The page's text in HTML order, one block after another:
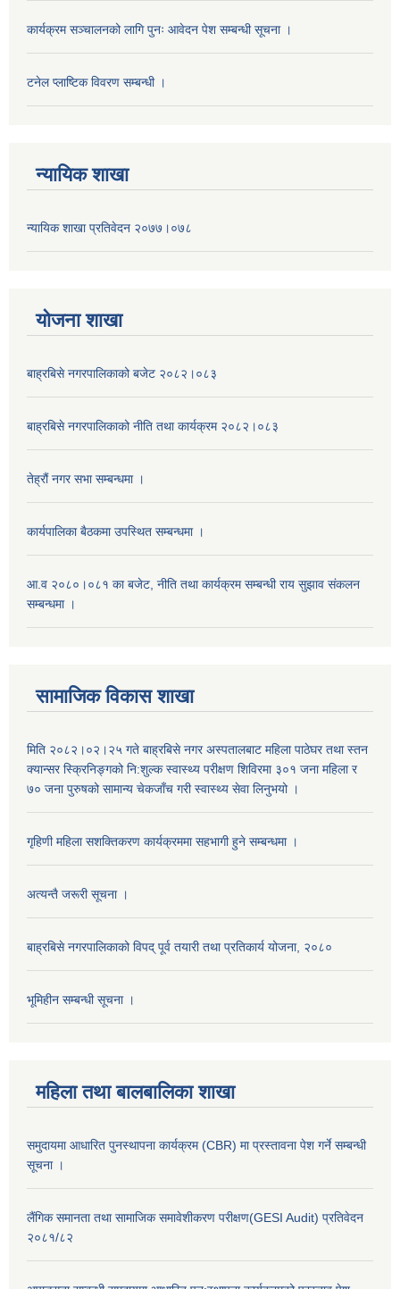
कार्यक्रम सञ्चालनको लागि पुनः आवेदन पेश सम्बन्धी सूचना ।
टनेल प्लाष्टिक विवरण सम्बन्धी ।
न्यायिक शाखा
न्यायिक शाखा प्रतिवेदन २०७७।०७८
याेजना शाखा
बाह्रबिसे नगरपालिकाको बजेट २०८२।०८३
बाह्रबिसे नगरपालिकाको नीति तथा कार्यक्रम २०८२।०८३
तेह्रौं नगर सभा सम्बन्धमा ।
कार्यपालिका बैठकमा उपस्थित सम्बन्धमा ।
आ.व २०८०।०८१ का बजेट, नीति तथा कार्यक्रम सम्बन्धी राय सुझाव संकलन
सम्बन्धमा ।
सामाजिक विकास शाखा
मिति २०८२।०२।२५ गते बाह्रबिसे नगर अस्पतालबाट महिला पाठेघर तथा स्तन
क्यान्सर स्क्रिनिङ्गको नि:शुल्क स्वास्थ्य परीक्षण शिविरमा ३०१ जना महिला र
७० जना पुरुषको सामान्य चेकजाँच गरी स्वास्थ्य सेवा लिनुभयो ।
गृहिणी महिला सशक्तिकरण कार्यक्रममा सहभागी हुने सम्बन्धमा ।
अत्यन्तै जरूरी सूचना ।
बाह्रबिसे नगरपालिकाको विपद् पूर्व तयारी तथा प्रतिकार्य योजना, २०८०
भूमिहीन सम्बन्धी सूचना ।
महिला तथा बालबालिका शाखा
समुदायमा आधारित पुनस्थापना कार्यक्रम (CBR) मा प्रस्तावना पेश गर्ने सम्बन्धी
सूचना ।
लैंगिक समानता तथा सामाजिक समावेशीकरण परीक्षण(GESI Audit) प्रतिवेदन
२०८१/८२